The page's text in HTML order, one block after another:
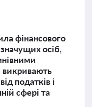
фінансового
осіб,
викривають
податків і
сфері та